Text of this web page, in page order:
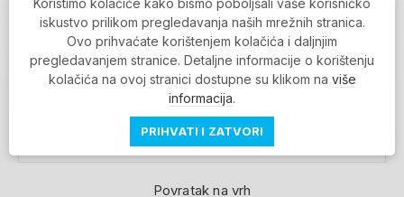
Prihvaćam da se moji podaci spremaju u bazu
podataka i koriste u svrhu slanja MojaRijeka
newslettera
MOJARIJEKA NEWSLETTER
PRIJAVI SE
Povratak na vrh
Koristimo kolačiće kako bismo poboljšali vaše korisničko
iskustvo prilikom pregledavanja naših mrežnih stranica.
Ovo prihvaćate korištenjem kolačića i daljnjim
pregledavanjem stranice. Detaljne informacije o korištenju
kolačića na ovoj stranici dostupne su klikom na više
informacija.
PRIHVATI I ZATVORI